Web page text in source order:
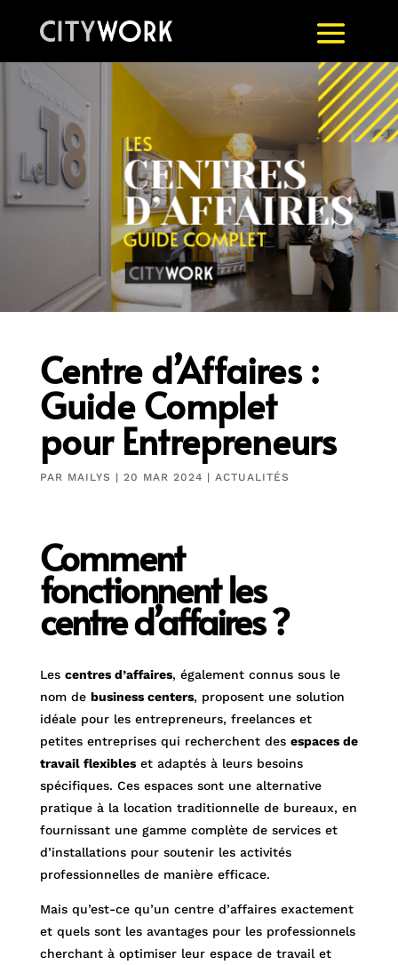
Centre d’Affaires :
Guide Complet
pour Entrepreneurs
PAR MAILYS | 20 MAR 2024 | ACTUALITÉS
Comment
fonctionnent les
centre d’affaires ?
Les centres d’affaires, également connus sous le
nom de business centers, proposent une solution
idéale pour les entrepreneurs, freelances et
petites entreprises qui recherchent des espaces de
travail flexibleset adaptés à leurs besoins
spécifiques. Ces espaces sont une alternative
pratique à la location traditionnelle de bureaux, en
fournissant une gamme complète de services et
d’installations pour soutenir les activités
professionnelles de manière efficace.
Mais qu’est-ce qu’un centre d’affaires exactement
et quels sont les avantages pour les professionnels
cherchant à optimiser leur espace de travail et